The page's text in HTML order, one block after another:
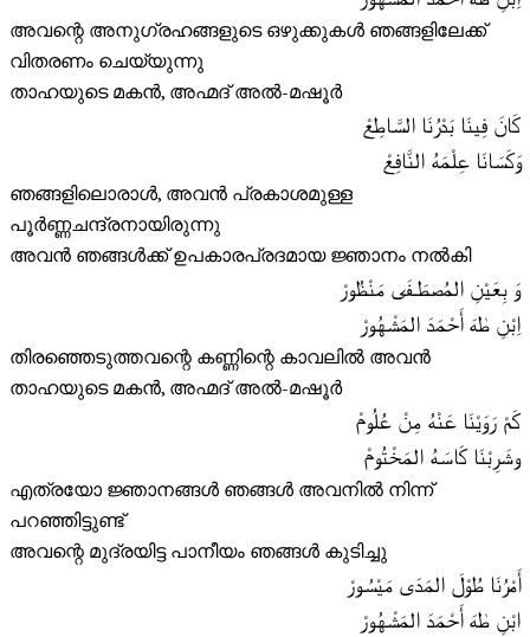
അവന്റെ അനുഗ്രഹങ്ങളുടെ ഒഴുക്കുകൾ ഞങ്ങളിലേക്ക്
വിതരണം ചെയ്യുന്നു
താഹയുടെ മകൻ, അഹ്മദ് അൽ-മഷൂർ
كَانَ فِينَا بَدْرُنَا السَّاطِعْ
وَكَسَانَا عِلْمَهُ النَّافِعْ
ഞങ്ങളിലൊരാൾ, അവൻ പ്രകാശമുള്ള
പൂർണ്ണചന്ദ്രനായിരുന്നു
അവൻ ഞങ്ങൾക്ക് ഉപകാരപ്രദമായ ജ്ഞാനം നൽകി
وَ بِعَيْنِ المُصطَـفَى مَنْظُورْ
اِبْنِ طٰهَ أَحْمَدَ المَشْهُورْ
തിരഞ്ഞെടുത്തവന്റെ കണ്ണിന്റെ കാവലിൽ അവൻ
താഹയുടെ മകൻ, അഹ്മദ് അൽ-മഷൂർ
كَمْ رَوَيْنَا عَنْهُ مِنْ عُلُومْ
وشَرِبْنَا كَاسَهُ المَخْتُومْ
എത്രയോ ജ്ഞാനങ്ങൾ ഞങ്ങൾ അവനിൽ നിന്ന്
പറഞ്ഞിട്ടുണ്ട്
അവന്റെ മുദ്രയിട്ട പാനീയം ഞങ്ങൾ കുടിച്ചു
أَمْرُنَا طُوْلَ المَدَى مَيْسُورْ
ابْنِ طٰهَ أَحْمَدَ المَشْهُورْ